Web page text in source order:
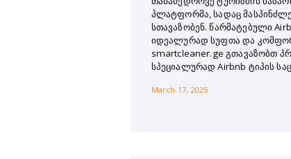
პლატფორმა, სადაც
სთავაზობენ. წარმატებული
იდეალურად სუფთა და
smartcleaner.ge გთავაზობთ
სპეციალურად Airbnb ტიპის
March 17, 2025